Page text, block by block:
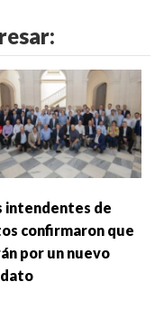
intendentes de
confirmaron que
por un nuevo